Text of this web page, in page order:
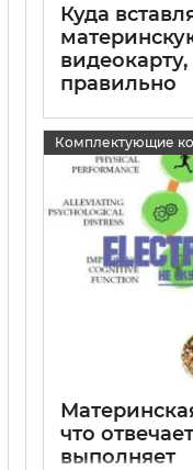
Куда
правильно
15 05 2025 0
Комплектующие
что
выполняет